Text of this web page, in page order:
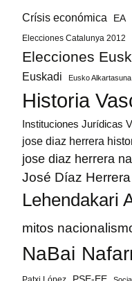
Crísis económica EA
Elecciones Catalunya 2012
Elecciones
Euskadi Eusko Alkartasuna
Historia
Instituciones Jurídicas
jose diaz herrera
jose diaz herrera
José Díaz Herrera
Lehendakari
mitos
NaBai